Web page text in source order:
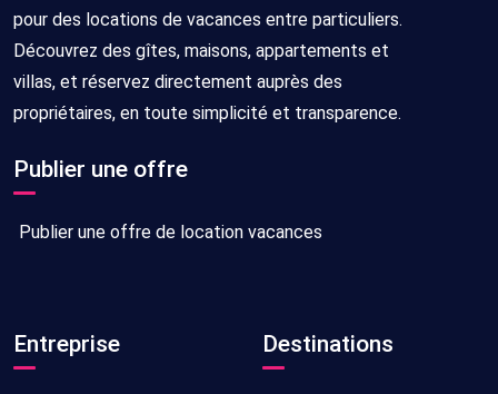
pour des locations de vacances entre particuliers.
Découvrez des gîtes, maisons, appartements et
villas, et réservez directement auprès des
propriétaires, en toute simplicité et transparence.
Publier une offre
Publier une offre de location vacances
Entreprise Destinations